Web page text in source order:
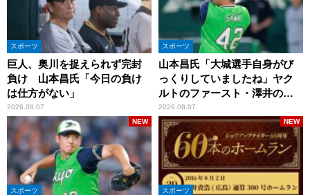
スポーツ
巨人、奥川を捉えられず完封
負け 山本昌氏「今日の負け
は仕方がない」
2026.08.07
スポーツ
山本昌氏「大城選手自身がび
っくりしていましたね」ヤク
ルトのファースト・澤井の判
断を評価
2026.08.07
スポーツ
NEW
スポーツ
NEW